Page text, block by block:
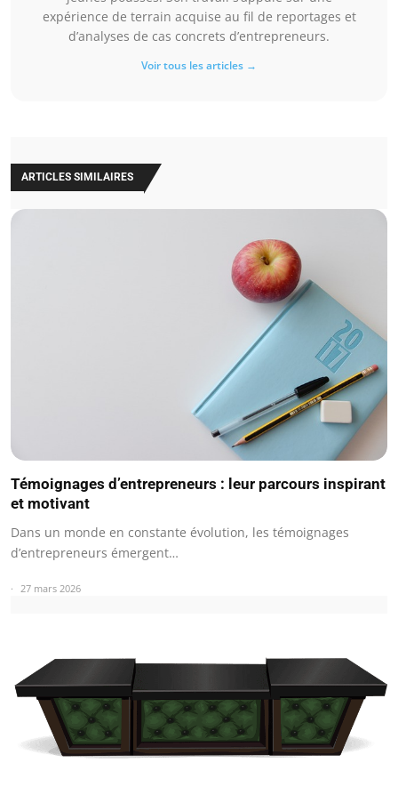
expérience de terrain acquise au fil de reportages et
d’analyses de cas concrets d’entrepreneurs.
Voir tous les articles →
ARTICLES SIMILAIRES
Témoignages d’entrepreneurs : leur parcours inspirant
et motivant
Dans un monde en constante évolution, les témoignages
d’entrepreneurs émergent…
27 mars 2026